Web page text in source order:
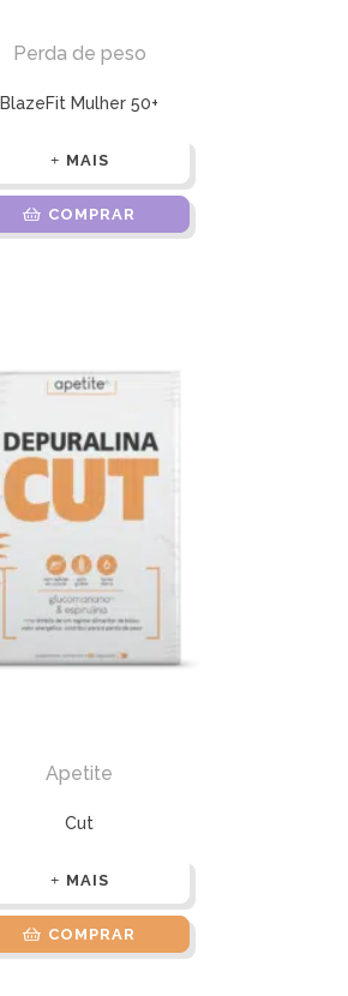
Perda de peso
BlazeFit Mulher 50+
MAIS
COMPRAR
Apetite
Cut
MAIS
COMPRAR